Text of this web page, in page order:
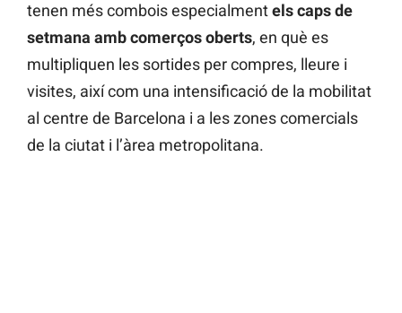
tenen més combois especialmentels caps de
setmana amb comerços oberts, en què es
multipliquen les sortides per compres, lleure i
visites, així com una intensificació de la mobilitat
al centre de Barcelona i a les zones comercials
de la ciutat i l’àrea metropolitana.